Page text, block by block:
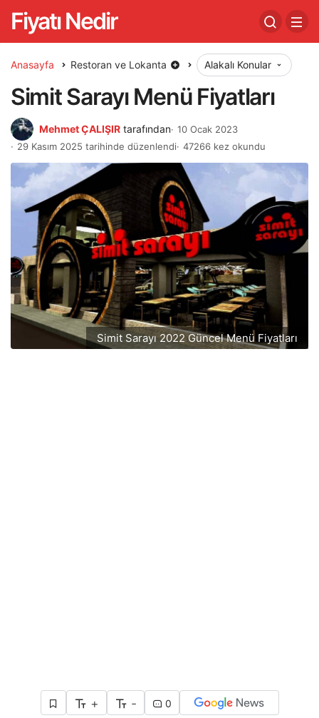
Fiyatı Nedir
Anasayfa Restoran ve Lokanta Alakalı Konular
Simit Sarayı Menü Fiyatları
Mehmet ÇALIŞIR tarafından 10 Ocak 2023
29 Kasım 2025 tarihinde düzenlendi
47266 kez okundu
Simit Sarayı 2022 Güncel Menü Fiyatları
+ - 0